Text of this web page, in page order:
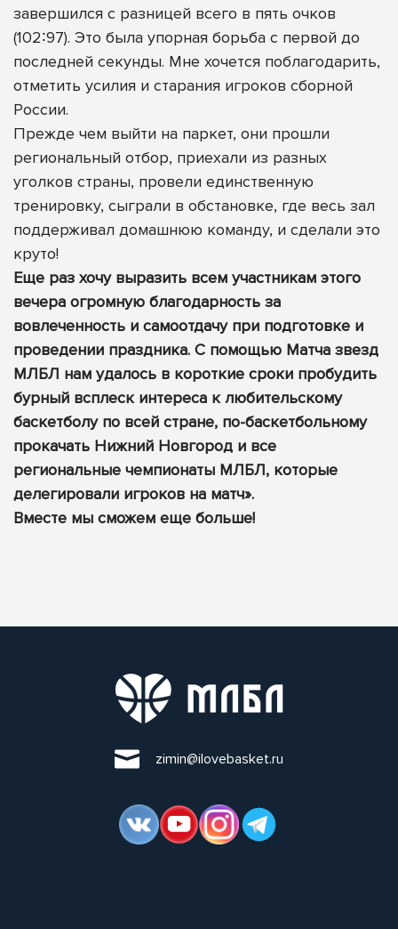
завершился с разницей всего в пять очков
(102∶97). Это была упорная борьба с первой до
последней секунды. Мне хочется поблагодарить,
отметить усилия и старания игроков сборной
России.
Прежде чем выйти на паркет, они прошли
региональный отбор, приехали из разных
уголков страны, провели единственную
тренировку, сыграли в обстановке, где весь зал
поддерживал домашнюю команду, и сделали это
круто!
Еще раз хочу выразить всем участникам этого
вечера огромную благодарность за
вовлеченность и самоотдачу при подготовке и
проведении праздника. С помощью Матча звезд
МЛБЛ нам удалось в короткие сроки пробудить
бурный всплеск интереса к любительскому
баскетболу по всей стране, по-баскетбольному
прокачать Нижний Новгород и все
региональные чемпионаты МЛБЛ, которые
делегировали игроков на матч».
Вместе мы сможем еще больше!
zimin@ilovebasket.ru